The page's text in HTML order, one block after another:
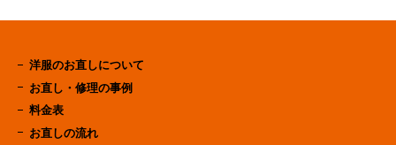
洋服のお直しについて
お直し・修理の事例
料金表
お直しの流れ